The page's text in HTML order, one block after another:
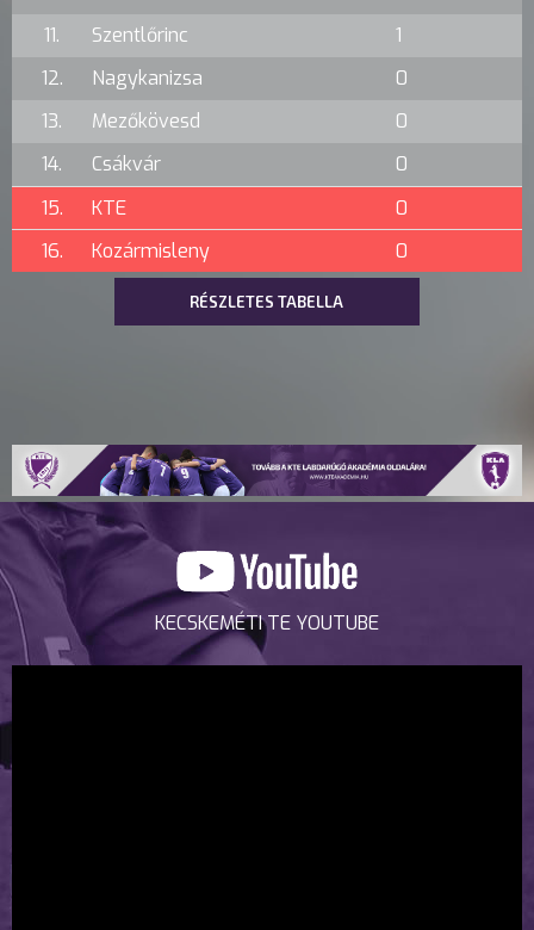
11.
Szentlőrinc
1
12.
Nagykanizsa
0
13.
Mezőkövesd
0
14.
Csákvár
0
15.
KTE
0
16.
Kozármisleny 0
RÉSZLETES TABELLA
KECSKEMÉTI TE YOUTUBE